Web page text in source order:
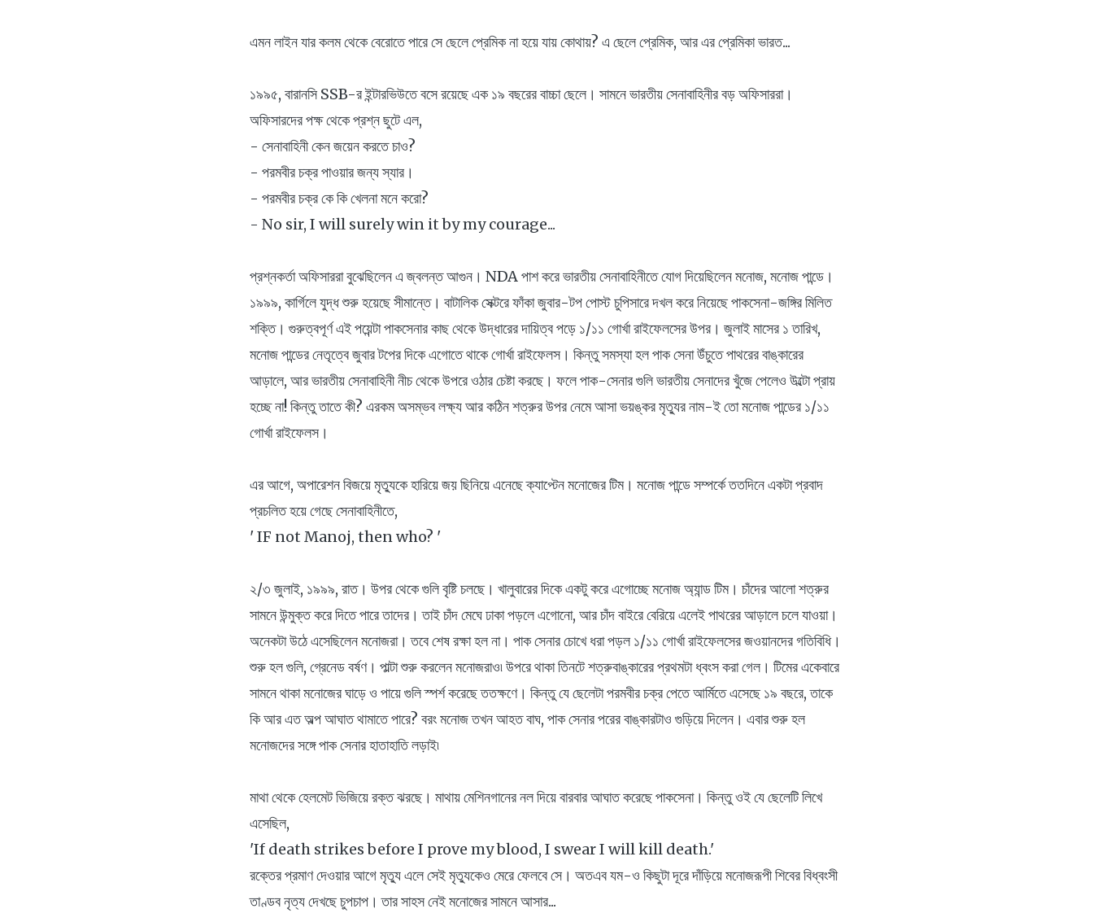
এমন লাইন যার কলম থেকে বেরোতে পারে সে ছেলে প্রেমিক না হয়ে যায় কোথায়? এ ছেলে প্রেমিক, আর এর প্রেমিকা ভারত...
১৯৯৫, বারানসি SSB-র ইন্টারভিউতে বসে রয়েছে এক ১৯ বছরের বাচ্চা ছেলে। সামনে ভারতীয় সেনাবাহিনীর বড় অফিসাররা।
অফিসারদের পক্ষ থেকে প্রশ্ন ছুটে এল,
- সেনাবাহিনী কেন জয়েন করতে চাও?
- পরমবীর চক্র পাওয়ার জন্য স্যার।
- পরমবীর চক্র কে কি খেলনা মনে করো?
- No sir, I will surely win it by my courage...
প্রশ্নকর্তা অফিসাররা বুঝেছিলেন এ জ্বলন্ত আগুন। NDA পাশ করে ভারতীয় সেনাবাহিনীতে যোগ দিয়েছিলেন মনোজ, মনোজ পান্ডে।
১৯৯৯, কার্গিলে যুদ্ধ শুরু হয়েছে সীমান্তে। বাটালিক সেক্টরে ফাঁকা জুবার-টপ পোস্ট চুপিসারে দখল করে নিয়েছে পাকসেনা-জঙ্গির মিলিত
শক্তি। গুরুত্বপূর্ণ এই পয়েন্টা পাকসেনার কাছ থেকে উদ্ধারের দায়িত্ব পড়ে ১/১১ গোর্খা রাইফেলসের উপর। জুলাই মাসের ১ তারিখ,
মনোজ পান্ডের নেতৃত্বে জুবার টপের দিকে এগোতে থাকে গোর্খা রাইফেলস। কিন্তু সমস্যা হল পাক সেনা উঁচুতে পাথরের বাঙ্কারের
আড়ালে, আর ভারতীয় সেনাবাহিনী নীচ থেকে উপরে ওঠার চেষ্টা করছে। ফলে পাক-সেনার গুলি ভারতীয় সেনাদের খুঁজে পেলেও উল্টো প্রায়
হচ্ছে না! কিন্তু তাতে কী? এরকম অসম্ভব লক্ষ্য আর কঠিন শত্রুর উপর নেমে আসা ভয়ঙ্কর মৃত্যুর নাম-ই তো মনোজ পান্ডের ১/১১
গোর্খা রাইফেলস।
এর আগে, অপারেশন বিজয়ে মৃত্যুকে হারিয়ে জয় ছিনিয়ে এনেছে ক্যাপ্টেন মনোজের টিম। মনোজ পান্ডে সম্পর্কে ততদিনে একটা প্রবাদ
প্রচলিত হয়ে গেছে সেনাবাহিনীতে,
' IF not Manoj, then who? '
২/৩ জুলাই, ১৯৯৯, রাত। উপর থেকে গুলি বৃষ্টি চলছে। খালুবারের দিকে একটু করে এগোচ্ছে মনোজ অ্যান্ড টিম। চাঁদের আলো শত্রুর
সামনে উন্মুক্ত করে দিতে পারে তাদের। তাই চাঁদ মেঘে ঢাকা পড়লে এগোনো, আর চাঁদ বাইরে বেরিয়ে এলেই পাথরের আড়ালে চলে যাওয়া।
অনেকটা উঠে এসেছিলেন মনোজরা। তবে শেষ রক্ষা হল না। পাক সেনার চোখে ধরা পড়ল ১/১১ গোর্খা রাইফেলসের জওয়ানদের গতিবিধি।
শুরু হল গুলি, গ্রেনেড বর্ষণ। পাল্টা শুরু করলেন মনোজরাও৷ উপরে থাকা তিনটে শত্রুবাঙ্কারের প্রথমটা ধ্বংস করা গেল। টিমের একেবারে
সামনে থাকা মনোজের ঘাড়ে ও পায়ে গুলি স্পর্শ করেছে ততক্ষণে। কিন্তু যে ছেলেটা পরমবীর চক্র পেতে আর্মিতে এসেছে ১৯ বছরে, তাকে
কি আর এত অল্প আঘাত থামাতে পারে? বরং মনোজ তখন আহত বাঘ, পাক সেনার পরের বাঙ্কারটাও গুড়িয়ে দিলেন। এবার শুরু হল
মনোজদের সঙ্গে পাক সেনার হাতাহাতি লড়াই৷
মাথা থেকে হেলমেট ভিজিয়ে রক্ত ঝরছে। মাথায় মেশিনগানের নল দিয়ে বারবার আঘাত করেছে পাকসেনা। কিন্তু ওই যে ছেলেটি লিখে
এসেছিল,
'If death strikes before I prove my blood, I swear I will kill death.'
রক্তের প্রমাণ দেওয়ার আগে মৃত্যু এলে সেই মৃত্যুকেও মেরে ফেলবে সে। অতএব যম-ও কিছুটা দূরে দাঁড়িয়ে মনোজরূপী শিবের বিধ্বংসী
তাণ্ডব নৃত্য দেখছে চুপচাপ। তার সাহস নেই মনোজের সামনে আসার...